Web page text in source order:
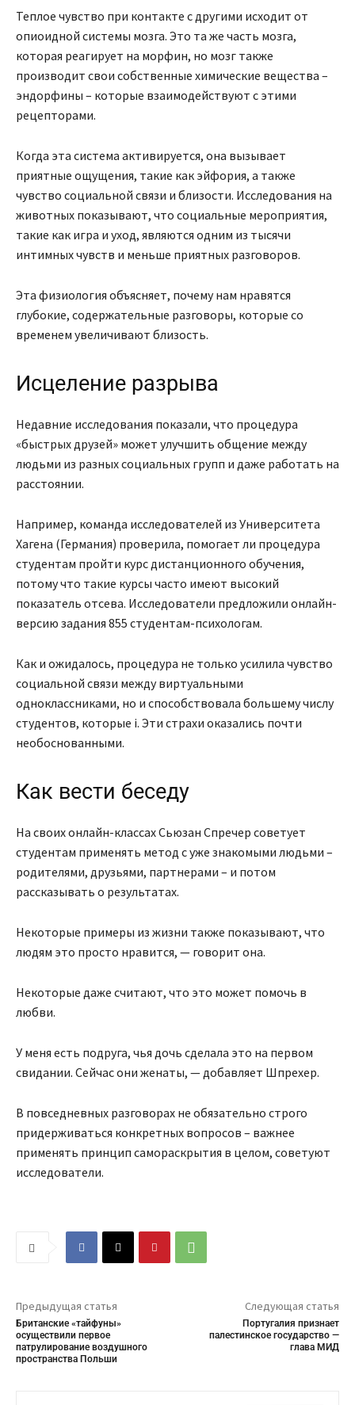
Теплое чувство при контакте с другими исходит от
опиоидной системы мозга. Это та же часть мозга,
которая реагирует на морфин, но мозг также
производит свои собственные химические вещества –
эндорфины – которые взаимодействуют с этими
рецепторами.
Когда эта система активируется, она вызывает
приятные ощущения, такие как эйфория, а также
чувство социальной связи и близости. Исследования на
животных показывают, что социальные мероприятия,
такие как игра и уход, являются одним из тысячи
интимных чувств и меньше приятных разговоров.
Эта физиология объясняет, почему нам нравятся
глубокие, содержательные разговоры, которые со
временем увеличивают близость.
Исцеление разрыва
Недавние исследования показали, что процедура
«быстрых друзей» может улучшить общение между
людьми из разных социальных групп и даже работать на
расстоянии.
Например, команда исследователей из Университета
Хагена (Германия) проверила, помогает ли процедура
студентам пройти курс дистанционного обучения,
потому что такие курсы часто имеют высокий
показатель отсева. Исследователи предложили онлайн-
версию задания 855 студентам-психологам.
Как и ожидалось, процедура не только усилила чувство
социальной связи между виртуальными
одноклассниками, но и способствовала большему числу
студентов, которые i. Эти страхи оказались почти
необоснованными.
Как вести беседу
На своих онлайн-классах Сьюзан Спречер советует
студентам применять метод с уже знакомыми людьми –
родителями, друзьями, партнерами – и потом
рассказывать о результатах.
Некоторые примеры из жизни также показывают, что
людям это просто нравится, — говорит она.
Некоторые даже считают, что это может помочь в
любви.
У меня есть подруга, чья дочь сделала это на первом
свидании. Сейчас они женаты, — добавляет Шпрехер.
В повседневных разговорах не обязательно строго
придерживаться конкретных вопросов – важнее
применять принцип самораскрытия в целом, советуют
исследователи.
Предыдущая статья
Британские «тайфуны»
осуществили первое
патрулирование воздушного
пространства Польши
Следующая статья
Португалия признает
палестинское государство —
глава МИД